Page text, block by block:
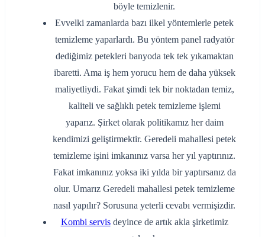
böyle temizlenir.
Evvelki zamanlarda bazı ilkel yöntemlerle petek
temizleme yaparlardı. Bu yöntem panel radyatör
dediğimiz petekleri banyoda tek tek yıkamaktan
ibaretti. Ama iş hem yorucu hem de daha yüksek
maliyetliydi. Fakat şimdi tek bir noktadan temiz,
kaliteli ve sağlıklı petek temizleme işlemi
yaparız. Şirket olarak politikamız her daim
kendimizi geliştirmektir. Geredeli mahallesi petek
temizleme işini imkanınız varsa her yıl yaptırınız.
Fakat imkanınız yoksa iki yılda bir yaptırsanız da
olur. Umarız Geredeli mahallesi petek temizleme
nasıl yapılır? Sorusuna yeterli cevabı vermişizdir.
Kombi servisdeyince de artık akla şirketimiz